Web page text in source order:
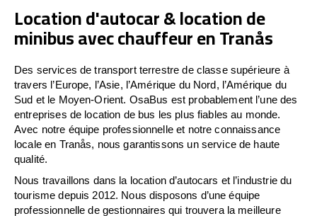
Location d'autocar & location de
minibus avec chauffeur en Tranås
Des services de transport terrestre de classe supérieure à
travers l’Europe, l’Asie, l’Amérique du Nord, l’Amérique du
Sud et le Moyen-Orient. OsaBus est probablement l’une des
entreprises de location de bus les plus fiables au monde.
Avec notre équipe professionnelle et notre connaissance
locale en Tranås, nous garantissons un service de haute
qualité.
Nous travaillons dans la location d’autocars et l’industrie du
tourisme depuis 2012. Nous disposons d’une équipe
professionnelle de gestionnaires qui trouvera la meilleure